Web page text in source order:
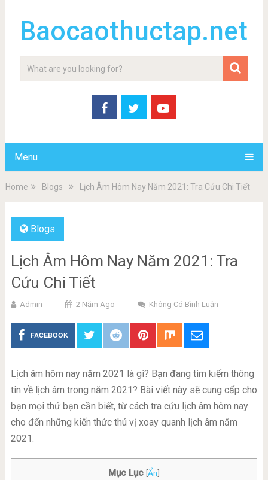
Baocaothuctap.net
Menu
Home Blogs Lịch Âm Hôm Nay Năm 2021: Tra Cứu Chi Tiết
Blogs
Lịch Âm Hôm Nay Năm 2021: Tra
Cứu Chi Tiết
Admin 2 Năm Ago Không Có Bình Luận
FACEBOOK
Lịch âm hôm nay năm 2021 là gì? Bạn đang tìm kiếm thông
tin về lịch âm trong năm 2021? Bài viết này sẽ cung cấp cho
bạn mọi thứ bạn cần biết, từ cách tra cứu lịch âm hôm nay
cho đến những kiến thức thú vị xoay quanh lịch âm năm
2021.
Mục Lục [Ẩn]